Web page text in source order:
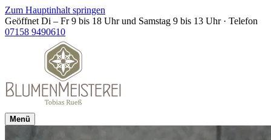
Zum Hauptinhalt springen
Geöffnet Di – Fr 9 bis 18 Uhr und Samstag 9 bis 13 Uhr · Telefon
07158 9490610
Menü